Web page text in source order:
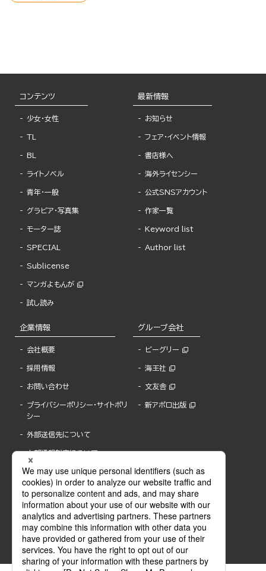
コンテンツ
少女・女性
TL
BL
ライトノベル
青年・一般
グラビア・写真集
モーター誌
SPECIAL
Sublicense
マンガよもんが
試し読み
最新情報
お知らせ
フェア・イベント情報
書店様へ
海外ライセンシー
公式SNSアカウント
作家一覧
Keyword list
Author list
企業情報
会社概要
採用情報
お問い合わせ
プライバシーポリシー・サイトポリ
シー
外部送信先について
内部通報制度について
グループ会社
ビーグリー
海王社
文友舎
新アポロ出版